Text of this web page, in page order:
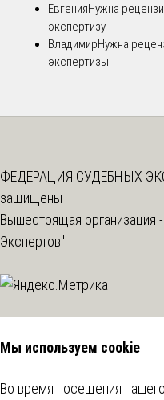
ЕвгенияНужна
экспертизу
ВладимирНужна
экспертизы
ФЕДЕРАЦИЯ СУДЕБНЫХ
защищены
Вышестоящая организация -
Экспертов"
Мы используем cookie
Во время посещения